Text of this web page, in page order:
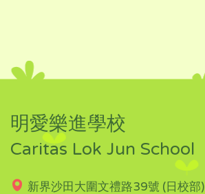
明愛樂進學校
Caritas Lok Jun School
新界沙田大圍文禮路39號 (日校部)